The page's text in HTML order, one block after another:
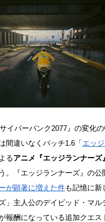
イバーパンク2077』の変化
間違いなくパッチ1.6「エッ
るアニメ『エッジランナーズ
。『エッジランナーズ』の公
が顕著に増えた件も記憶に新
」主人公のデイビッド・マ
報酬になっている追加クエス